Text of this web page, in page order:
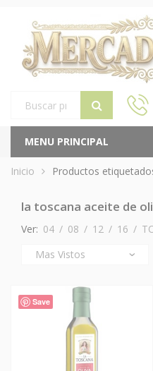
Products
search
MENU PRINCIPAL
Inicio Productos
la toscana aceite de
Ver: 04 / 08 / 12 / 16 /
Save